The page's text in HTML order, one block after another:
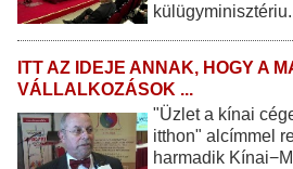
ITT AZ IDEJE ANNAK, HOGY A
VÁLLALKOZÁSOK ...
"Üzlet a kínai
itthon" alcímmel
harmadik